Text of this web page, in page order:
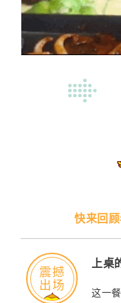
快来回
震撼
出场
上桌
这一